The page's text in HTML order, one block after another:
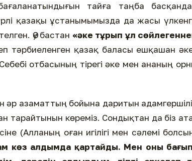
тайға таңба
қазақы ұстанымымызда да жасы
Әу бастан «әке тұрып ұл
тәрбиеленген қазақ баласы ешқашан
отбасының тірегі әке мен ананың
азаматтың бойына даритын
тарайтынын көреміз. Сондықтан да біз
(Алланың оған игілігі мен сәлемі
көз алдымда қартайды. Мен оны